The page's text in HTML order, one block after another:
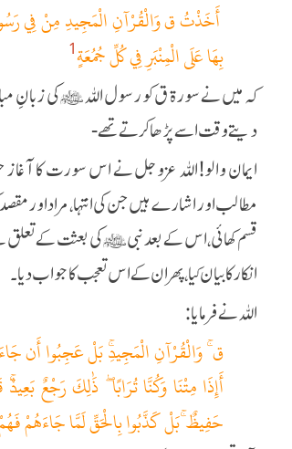
أَخَذْتُ ق وَالْقُرْآنِ الْمَجِيدِ مِنْ فِي
بِهَا عَلَى الْمِنْبَرِ فِي كُلِّ جُمُعَةٍ1
کہ میں نے سورۃ ق کو رسول اللہ ﷺ کی زبانِ
دیتے وقت اسے پڑھا کرتے تھے-
ایمان والو! اللہ عزوجل نے اس سورت کا
مطالب اور اشارے ہیں جن کی انتہا، مراد اور
قسم کھائی، اس کے بعد نبی ﷺ کی بعثت کے تعلق
انکار کا بیان کیا، پھر ان کے اس تعجب کا جواب دیا۔
اللہ نے فرمایا:
ق ۚ وَالْقُرْآنِ الْمَجِيدِۚ بَلْ عَجِبُوا أَن
أَإِذَا مِتْنَا وَكُنَّا تُرَابًا ۖ ذَٰلِكَ رَجْعٌ
حَفِيظٌ ۚبَلْ كَذَّبُوا بِالْحَقِّ لَمَّا جَاءَهُمْ